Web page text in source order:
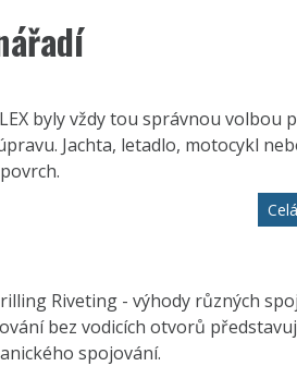
byly vždy tou správnou volbou
Jachta, letadlo, motocykl
Riveting - výhody různých
bez vodicích otvorů
spojování.